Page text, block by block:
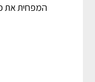
המפחית את